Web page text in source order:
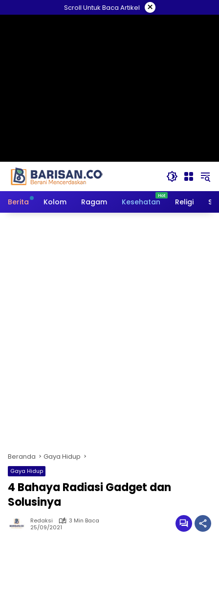
ke
Scroll Untuk Baca Artikel ×
Berita Kolom Ragam Kesehatan Religi
Beranda Gaya Hidup
Gaya Hidup
4 Bahaya Radiasi Gadget dan
Solusinya
Redaksi
3 Min Baca
25/09/2021